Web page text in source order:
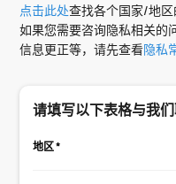
点击此处查找各个国家/地区
如果您需要咨询隐私相关的
信息更正等，请先查看隐私
请填写以下表格与我
地区 *